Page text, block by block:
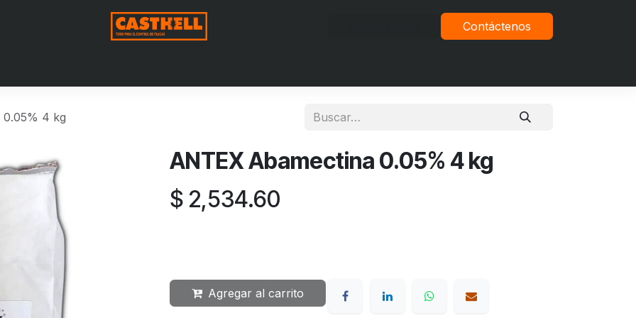
Contáctenos
0.05% 4 kg
ANTEX Abamectina 0.05% 4 kg
$ 2,534.60
Agregar al carrito